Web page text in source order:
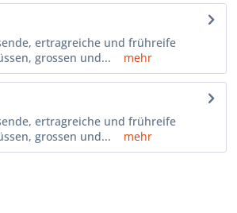
ertragreiche und frühreife
grossen und...
mehr
ertragreiche und frühreife
grossen und...
mehr